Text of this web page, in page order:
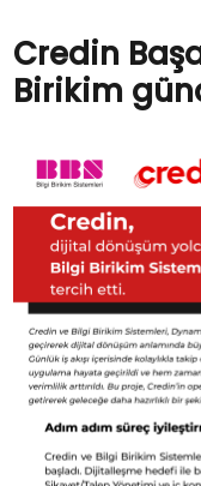
Credin
Birikim